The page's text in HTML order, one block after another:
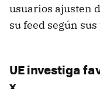
usuarios ajusten
su feed según
UE investiga